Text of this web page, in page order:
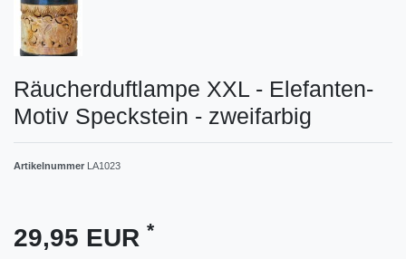
Räucherduftlampe XXL - Elefanten-
Motiv Speckstein - zweifarbig
Artikelnummer LA1023
29,95 EUR *